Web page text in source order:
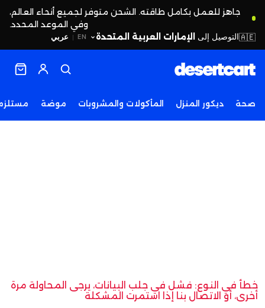
جاهز للعمل بكامل طاقته. الشحن متوفر لجميع أنحاء العالم،
وفي الموعد المحدد.
EN
| عربي 🇦🇪التوصيل إلى الإمارات العربية المتحدة
صحة ديكور المنزل المأكولات والمشروبات موضة
خطأ في النوع: فشل في جلب البيانات، يرجى المحاولة مرة
أخرى، أو الاتصال بنا إذا استمرت المشكلة